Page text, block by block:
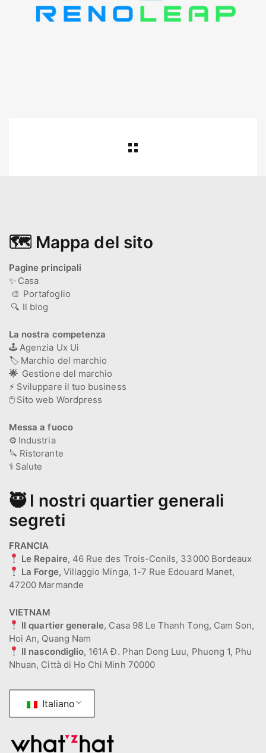
🗺️ Mappa del sito
Pagine principali
✨ Casa
🎨 Portafoglio
🔍 Il blog
La nostra competenza
🕹️ Agenzia Ux Ui
🏷️ Marchio del marchio
🌟 Gestione del marchio
⚡ Sviluppare il tuo business
🖱️ Sito web Wordpress
Messa a fuoco
⚙️ Industria
🔪 Ristorante
⚕️ Salute
🥷 I nostri quartier generali
segreti
FRANCIA
Le Repaire, 46 Rue des Trois-Conils, 33000 Bordeaux
La Forge, Villaggio Minga, 1-7 Rue Edouard Manet,
47200 Marmande
VIETNAM
Il quartier generale, Casa 98 Le Thanh Tong, Cam Son,
Hoi An, Quang Nam
Il nascondiglio, 161A Đ. Phan Dong Luu, Phuong 1, Phu
Nhuan, Città di Ho Chi Minh 70000
Italiano